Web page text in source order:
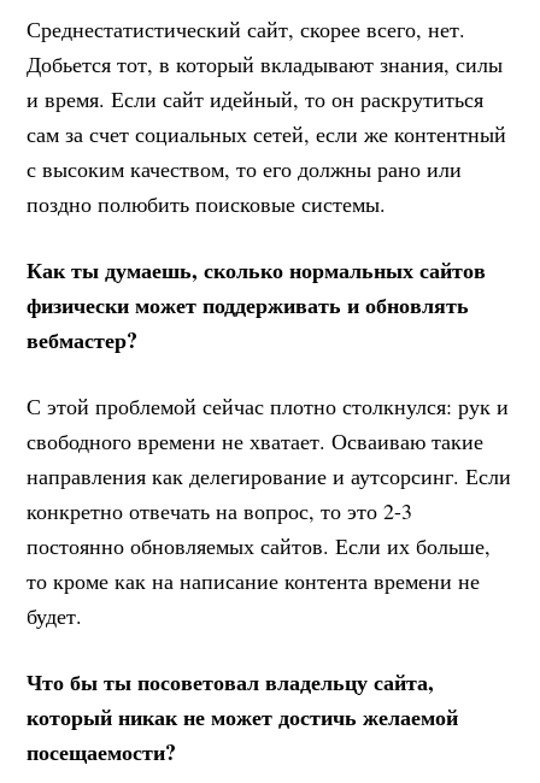
Среднестатистический сайт, скорее всего, нет.
Добьется тот, в который вкладывают знания, силы
и время. Если сайт идейный, то он раскрутиться
сам за счет социальных сетей, если же контентный
с высоким качеством, то его должны рано или
поздно полюбить поисковые системы.
Как ты думаешь, сколько нормальных сайтов
физически может поддерживать и обновлять
вебмастер?
С этой проблемой сейчас плотно столкнулся: рук и
свободного времени не хватает. Осваиваю такие
направления как делегирование и аутсорсинг. Если
конкретно отвечать на вопрос, то это 2-3
постоянно обновляемых сайтов. Если их больше,
то кроме как на написание контента времени не
будет.
Что бы ты посоветовал владельцу сайта,
который никак не может достичь желаемой
посещаемости?